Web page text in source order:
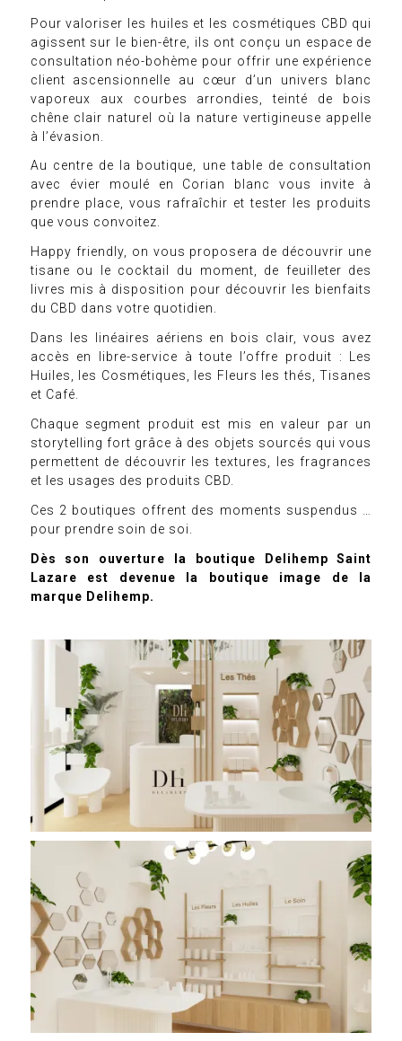
Pour valoriser les huiles et les cosmétiques CBD qui
agissent sur le bien-être, ils ont conçu un espace de
consultation néo-bohème pour offrir une expérience
client ascensionnelle au cœur d’un univers blanc
vaporeux aux courbes arrondies, teinté de bois
chêne clair naturel où la nature vertigineuse appelle
à l’évasion.
Au centre de la boutique, une table de consultation
avec évier moulé en Corian blanc vous invite à
prendre place, vous rafraîchir et tester les produits
que vous convoitez.
Happy friendly, on vous proposera de découvrir une
tisane ou le cocktail du moment, de feuilleter des
livres mis à disposition pour découvrir les bienfaits
du CBD dans votre quotidien.
Dans les linéaires aériens en bois clair, vous avez
accès en libre-service à toute l’offre produit : Les
Huiles, les Cosmétiques, les Fleurs les thés, Tisanes
et Café.
Chaque segment produit est mis en valeur par un
storytelling fort grâce à des objets sourcés qui vous
permettent de découvrir les textures, les fragrances
et les usages des produits CBD.
Ces 2 boutiques offrent des moments suspendus …
pour prendre soin de soi.
Dès son ouverture la boutique Delihemp Saint
Lazare est devenue la boutique image de la
marque Delihemp.